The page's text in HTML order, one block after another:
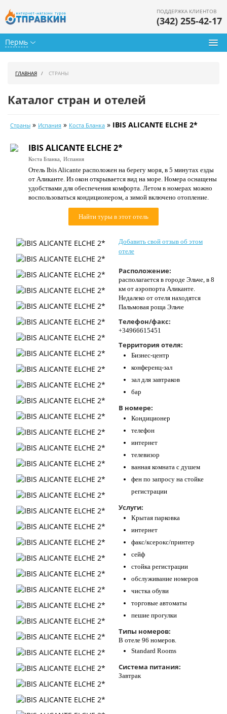
Пермь
ПОДДЕРЖКА КЛИЕНТОВ
(342) 255-42-17
Календарь туров
Цены дня
Страны
Как купить
Контакты
ГЛАВНАЯ СТРАНЫ
Каталог стран и отелей
Страны » Испания » Коста Бланка » IBIS ALICANTE ELCHE 2*
IBIS ALICANTE ELCHE 2*
Коста Бланка, Испания
Отель Ibis Alicante расположен на берегу моря, в 5 минутах езды
от Аликанте. Из окон открывается вид на море. Номера оснащены
удобствами для обеспечения комфорта. Летом в номерах можно
воспользоваться кондиционером, а зимой включено отопление.
Найти туры в этот отель
Добавить свой отзыв об этом
отеле
Расположение:
располагается в городе Эльче, в 8
км от аэропорта Аликанте.
Недалеко от отеля находятся
Пальмовая роща Эльче
Телефон/факс:
+34966615451
Территория отеля:
Бизнес-центр
конференц-зал
зал для завтраков
бар
В номере:
Кондиционер
телефон
интернет
телевизор
ванная комната с душем
фен по запросу на стойке
регистрации
Услуги:
Крытая парковка
интернет
факс/ксерокс/принтер
сейф
стойка регистрации
обслуживание номеров
чистка обуви
торговые автоматы
пешие прогулки
Типы номеров:
В отеле 96 номеров.
Standard Rooms
Система питания:
Завтрак